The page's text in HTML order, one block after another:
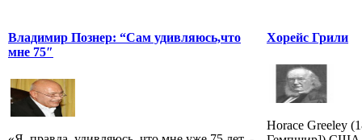
Владимир Познер: “Сам удивляюсь,что
мне 75″
Хорейс Грили
Horace Greeley